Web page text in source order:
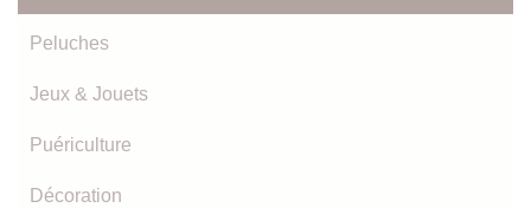
Peluches
Jeux & Jouets
Puériculture
Décoration